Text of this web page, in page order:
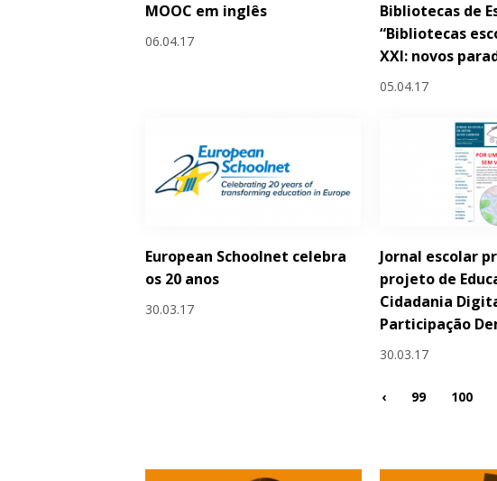
MOOC em inglês
06.04.17
Bibliotecas de
“Bibliotecas
XXI: novos
05.04.17
European Schoolnet celebra
os 20 anos
30.03.17
Jornal escolar
projeto de
Cidadania
Participação
30.03.17
‹ 99 100